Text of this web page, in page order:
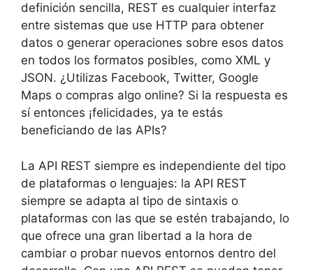
definición sencilla, REST es cualquier interfaz
entre sistemas que use HTTP para obtener
datos o generar operaciones sobre esos datos
en todos los formatos posibles, como XML y
JSON. ¿Utilizas Facebook, Twitter, Google
Maps o compras algo online? Si la respuesta es
sí entonces ¡felicidades, ya te estás
beneficiando de las APIs?
La API REST siempre es independiente del tipo
de plataformas o lenguajes: la API REST
siempre se adapta al tipo de sintaxis o
plataformas con las que se estén trabajando, lo
que ofrece una gran libertad a la hora de
cambiar o probar nuevos entornos dentro del